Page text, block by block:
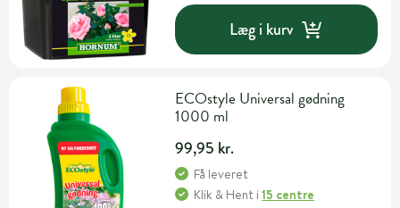
Læg i kurv
ECOstyle Universal gødning
1000 ml
99,95 kr.
Få leveret
Klik & Hent i15 centre